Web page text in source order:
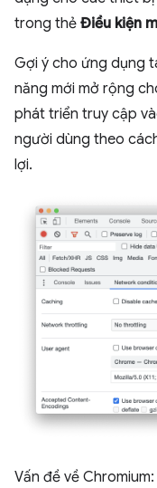
trong thẻ Điều kiện
Gợi ý cho ứng dụng
năng mới mở rộng
phát triển truy cập
người dùng theo
lợi.
Vấn đề về Chromium: